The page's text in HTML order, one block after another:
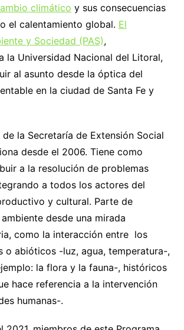
climático y sus consecuencias
el calentamiento global. El
y Sociedad (PAS),
la Universidad Nacional del Litoral,
al asunto desde la óptica del
en la ciudad de Santa Fe y
de la Secretaría de Extensión Social
desde el 2006. Tiene como
a la resolución de problemas
a todos los actores del
y cultural. Parte de
desde una mirada
como la interacción entre los
o abióticos -luz, agua, temperatura-,
la flora y la fauna-, históricos
hace referencia a la intervención
humanas-.